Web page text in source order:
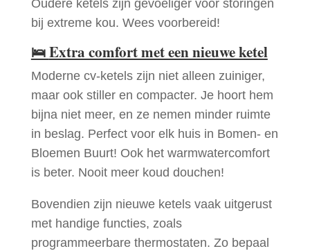
Oudere ketels zijn gevoeliger voor storingen
bij extreme kou. Wees voorbereid!
🛌Extra comfort met een nieuwe ketel
Moderne cv-ketels zijn niet alleen zuiniger,
maar ook stiller en compacter. Je hoort hem
bijna niet meer, en ze nemen minder ruimte
in beslag. Perfect voor elk huis in Bomen- en
Bloemen Buurt! Ook het warmwatercomfort
is beter. Nooit meer koud douchen!
Bovendien zijn nieuwe ketels vaak uitgerust
met handige functies, zoals
programmeerbare thermostaten. Zo bepaal